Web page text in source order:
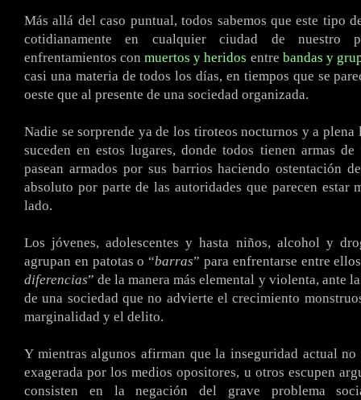
Más allá del caso puntual, todos sabemos que este tipo
cotidianamente en cualquier ciudad de nuestro
enfrentamientos conmuertos y heridos entre bandas y
casi una materia de todos los días, en tiempos que se
oeste que al presente de una sociedad organizada.
Nadie se sorprende ya de los tiroteos nocturnos y a plena
suceden en estos lugares, donde todos tienen armas
pasean armados por sus barrios haciendo ostentación
absoluto por parte de las autoridades que parecen estar
lado.
Los jóvenes, adolescentes y hasta niños, alcohol y
agrupan en patotas o “barras” para enfrentarse entre
diferencias” de la manera más elemental y violenta, ante
de una sociedad que no advierte el crecimiento
marginalidad y el delito.
Y mientras algunos afirman que la inseguridad actual no
exagerada por los medios opositores, u otros escupen
consisten en la negación del grave problema